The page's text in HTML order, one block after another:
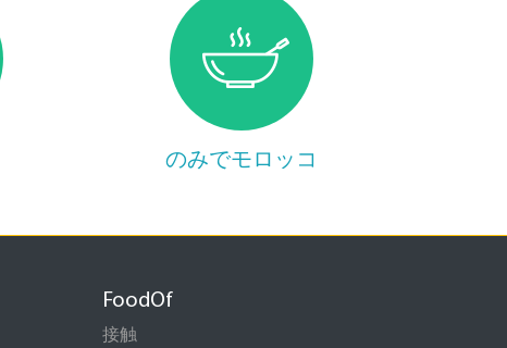
のみでモロッコ
FoodOf
接触